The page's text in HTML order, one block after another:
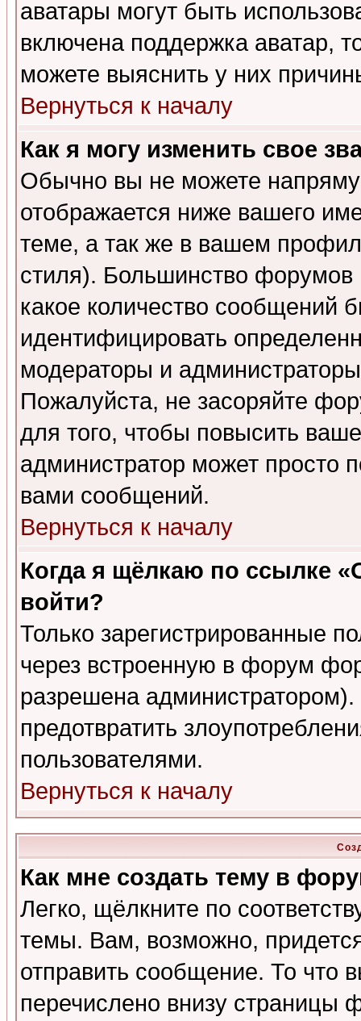
аватары могут быть
включена поддержка аватар,
можете выяснить у них
Вернуться к началу
Как я могу изменить свое
Обычно вы не можете
отображается ниже вашего
теме, а так же в вашем
стиля). Большинство форумов
какое количество сообщений
идентифицировать
модераторы и
Пожалуйста, не засоряйте
для того, чтобы повысить
администратор может просто
вами сообщений.
Вернуться к началу
Когда я щёлкаю по ссылке
войти?
Только зарегистрированные
через встроенную в форум
разрешена
предотвратить
пользователями.
Вернуться к началу
Как мне создать тему в
Легко, щёлкните по
темы. Вам, возможно,
отправить сообщение. То что
перечислено внизу страницы